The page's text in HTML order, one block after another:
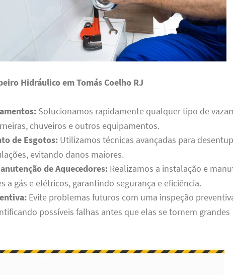
Hidráulico em Tomás Coelho RJ
Solucionamos rapidamente qualquer tipo de
chuveiros e outros equipamentos.
de Esgotos:Utilizamos técnicas avançadas para
evitando danos maiores.
de Aquecedores:Realizamos a instalação e
a gás e elétricos, garantindo segurança e eficiência.
Evite problemas futuros com uma inspeção
possíveis falhas antes que elas se tornem grandes